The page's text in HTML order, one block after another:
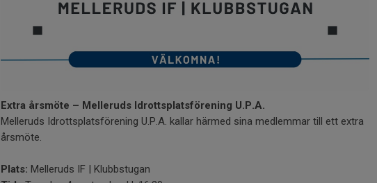
Extra årsmöte – Melleruds Idrottsplatsförening U.P.A.
Melleruds Idrottsplatsförening U.P.A. kallar härmed sina medlemmar till ett extra
årsmöte.
Plats: Melleruds IF | Klubbstugan